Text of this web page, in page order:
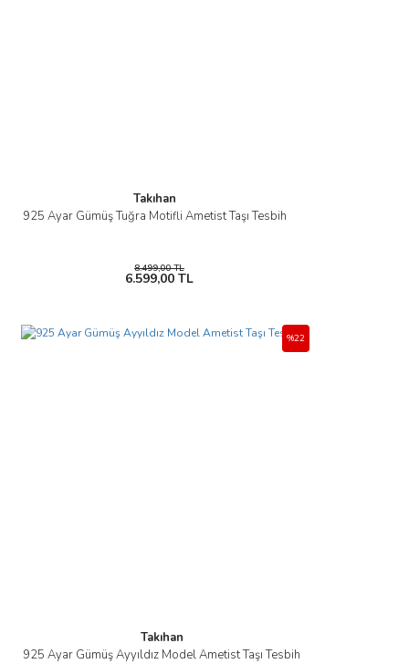
Takıhan
925 Ayar Gümüş Tuğra Motifli Ametist Taşı Tesbih
8.499,00 TL
6.599,00 TL
Takıhan
925 Ayar Gümüş Ayyıldız Model Ametist Taşı Tesbih
%22